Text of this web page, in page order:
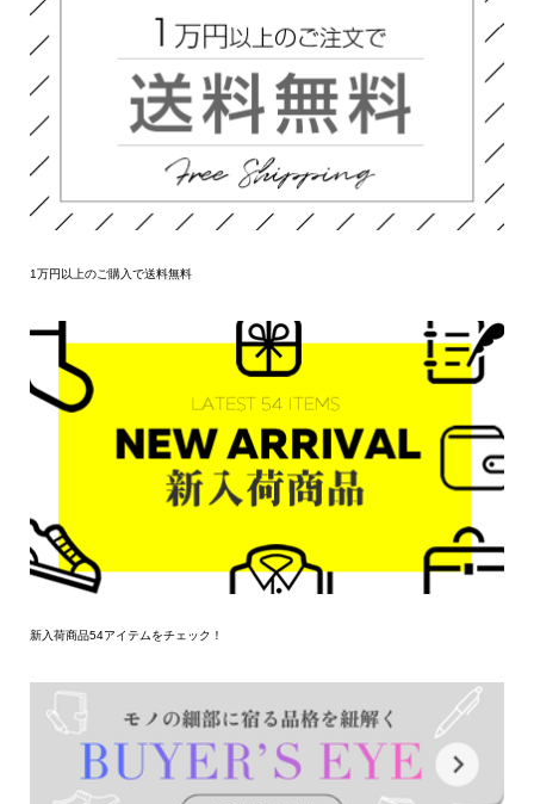
1万円以上のご購入で送料無料
新入荷商品54アイテムをチェック！